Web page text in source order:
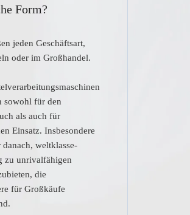
Form?
jeden Geschäftsart,
oder im Großhandel.
sowohl für den
als auch für
Einsatz. Insbesondere
danach, weltklasse-
zu unrivalfähigen
die
für Großkäufe